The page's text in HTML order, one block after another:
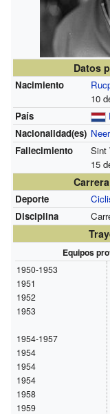
Datos
Nacimiento
10
País
Nacionalidad(es)
Fallecimiento
Sint
15
Deporte
Disciplina
Equipos
1950-1953
1951
1952
1953
1954-1957
1954
1954
1954
1958
1959